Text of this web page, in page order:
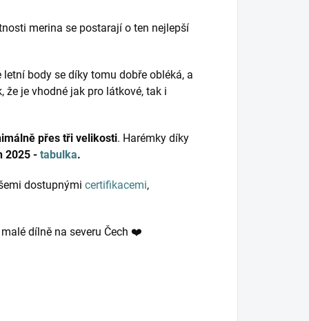
merina se postarají o ten nejlepší
body se díky tomu dobře obléká, a
že je vhodné jak pro látkové, tak i
přes tři velikosti. Harémky díky
2025 - tabulka.
dostupnými certifikacemi,
dílně na severu Čech ❤️